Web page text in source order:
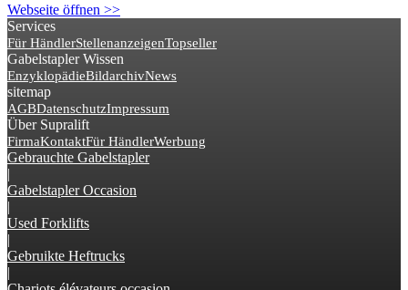
Webseite öffnen >>
Services
Für HändlerStellenanzeigenTopseller
Gabelstapler Wissen
EnzyklopädieBildarchivNews
sitemap
AGBDatenschutzImpressum
Über Supralift
FirmaKontaktFür HändlerWerbung
Gebrauchte Gabelstapler
|
Gabelstapler Occasion
|
Used Forklifts
|
Gebruikte Heftrucks
|